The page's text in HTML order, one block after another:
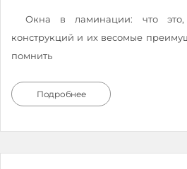
Окна в ламинации: что это,
конструкций и их весомые
помнить
Подробнее